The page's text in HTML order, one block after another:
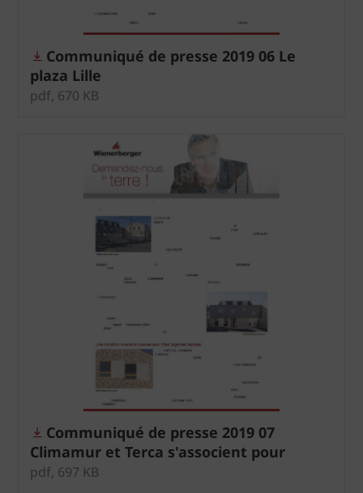
Communiqué de presse 2019 06 Le
plaza Lille
pdf, 670 KB
Communiqué de presse 2019 07
Climamur et Terca s'associent pour
contribuer au bien-être d'adolescents
pdf, 697 KB